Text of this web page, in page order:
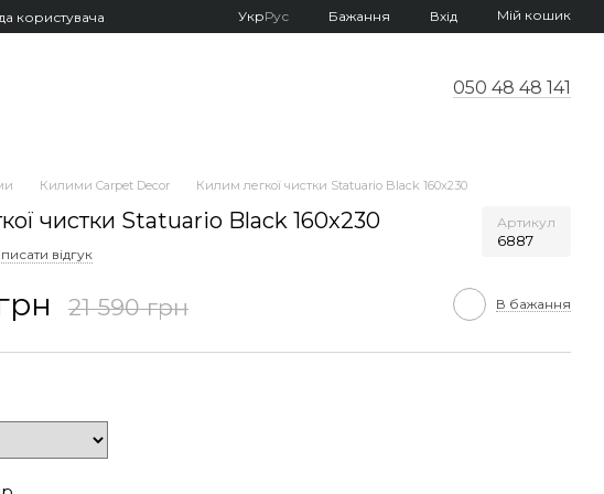
користувача УкрРус Бажання Вхід Мій кошик
050 48 48 141
Килими Carpet Decor Килим легкої чистки Statuario Black 160x230
чистки Statuario Black 160x230 Артикул
6887
відгук
21 590 грн В бажання